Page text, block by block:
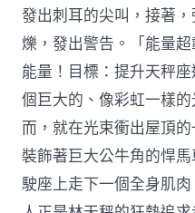
發出刺耳的尖叫，接著
爍，發出警告。「能量
能量！目標：提升天秤
個巨大的、像彩虹一樣
而，就在光束衝出屋頂
裝飾著巨大公牛角的悍
駛座上走下一個全身肌